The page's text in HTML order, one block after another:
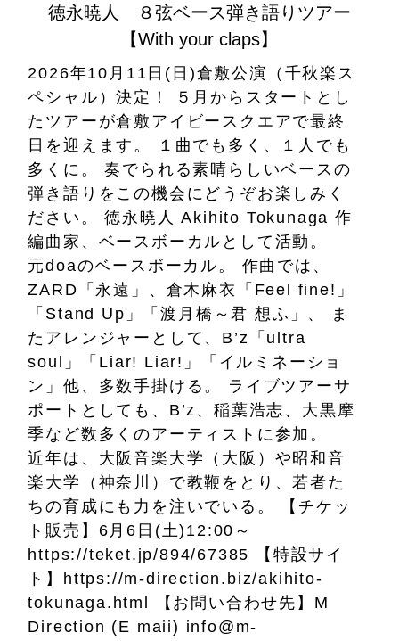
徳永暁人 ８弦ベース弾き語りツアー
【With your claps】
2026年10月11日(日)倉敷公演（千秋楽ス
ペシャル）決定！
５月からスタートとし
たツアーが倉敷アイビースクエアで最終
日を迎えます。
１曲でも多く、１人でも
多くに。
奏でられる素晴らしいベースの
弾き語りをこの機会にどうぞお楽しみく
ださい。
徳永暁人 Akihito Tokunaga 作
編曲家、ベースボーカルとして活動。
元doaのベースボーカル。
作曲では、
ZARD「永遠」、倉木麻衣「Feel fine!」
「Stand Up」「渡月橋～君 想ふ」、
ま
たアレンジャーとして、B’z「ultra
soul」「Liar! Liar!」「イルミネーショ
ン」他、多数手掛ける。
ライブツアーサ
ポートとしても、B’z、稲葉浩志、大黒摩
季など数多くのアーティストに参加。
近年は、大阪音楽大学（大阪）や昭和音
楽大学（神奈川）で教鞭をとり、若者た
ちの育成にも力を注いでいる。
【チケッ
ト販売】6月6日(土)12:00～
https://teket.jp/894/67385
【特設サイ
ト】https://m-direction.biz/akihito-
tokunaga.html
【お問い合わせ先】M
Direction (E maii) info@m-